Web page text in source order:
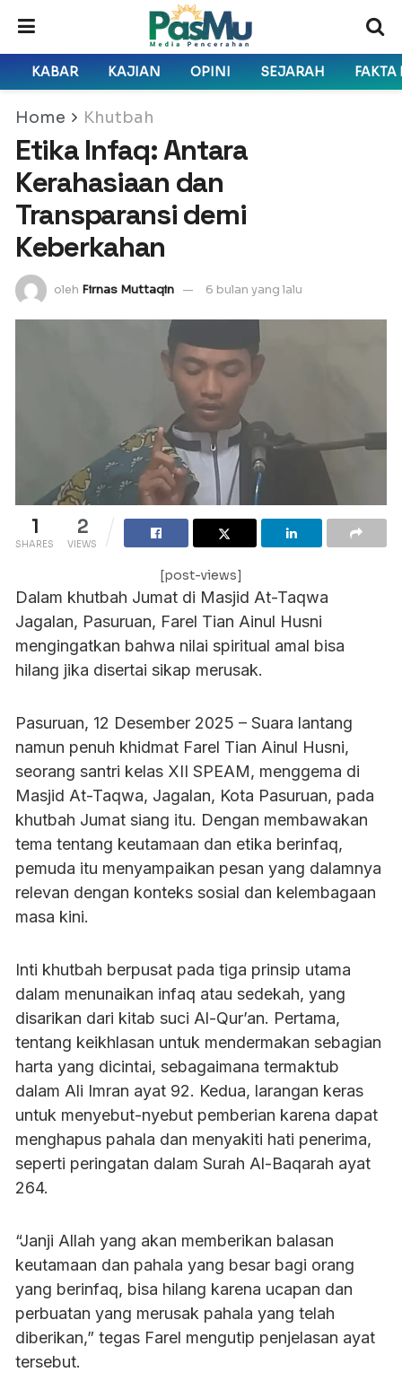
KABAR KAJIAN OPINI SEJARAH FAKTA
Home Khutbah
Etika Infaq: Antara
Kerahasiaan dan
Transparansi demi
Keberkahan
oleh Firnas Muttaqin 6 bulan yang lalu
1
SHARES
2
VIEWS
[post-views]
Dalam khutbah Jumat di Masjid At-Taqwa
Jagalan, Pasuruan, Farel Tian Ainul Husni
mengingatkan bahwa nilai spiritual amal bisa
hilang jika disertai sikap merusak.
Pasuruan, 12 Desember 2025 – Suara lantang
namun penuh khidmat Farel Tian Ainul Husni,
seorang santri kelas XII SPEAM, menggema di
Masjid At-Taqwa, Jagalan, Kota Pasuruan, pada
khutbah Jumat siang itu. Dengan membawakan
tema tentang keutamaan dan etika berinfaq,
pemuda itu menyampaikan pesan yang dalamnya
relevan dengan konteks sosial dan kelembagaan
masa kini.
Inti khutbah berpusat pada tiga prinsip utama
dalam menunaikan infaq atau sedekah, yang
disarikan dari kitab suci Al-Qur’an. Pertama,
tentang keikhlasan untuk mendermakan sebagian
harta yang dicintai, sebagaimana termaktub
dalam Ali Imran ayat 92. Kedua, larangan keras
untuk menyebut-nyebut pemberian karena dapat
menghapus pahala dan menyakiti hati penerima,
seperti peringatan dalam Surah Al-Baqarah ayat
264.
“Janji Allah yang akan memberikan balasan
keutamaan dan pahala yang besar bagi orang
yang berinfaq, bisa hilang karena ucapan dan
perbuatan yang merusak pahala yang telah
diberikan,” tegas Farel mengutip penjelasan ayat
tersebut.